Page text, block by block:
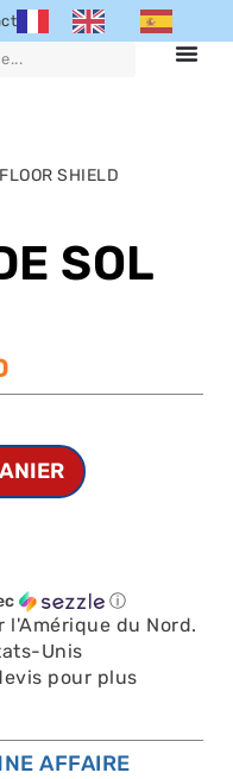
SHIELD
SOL
ⓘ
l'Amérique du Nord.
Unis
pour plus
AFFAIRE